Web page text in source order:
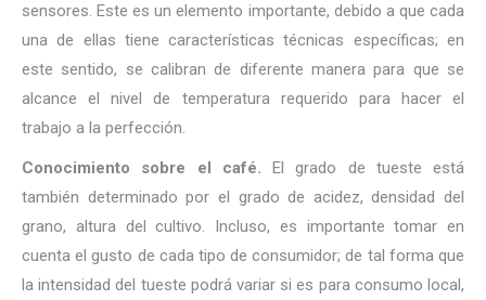
sensores. Este es un elemento importante, debido a que cada
una de ellas tiene características técnicas específicas; en
este sentido, se calibran de diferente manera para que se
alcance el nivel de temperatura requerido para hacer el
trabajo a la perfección.
Conocimiento sobre el café. El grado de tueste está
también determinado por el grado de acidez, densidad del
grano, altura del cultivo. Incluso, es importante tomar en
cuenta el gusto de cada tipo de consumidor; de tal forma que
la intensidad del tueste podrá variar si es para consumo local,